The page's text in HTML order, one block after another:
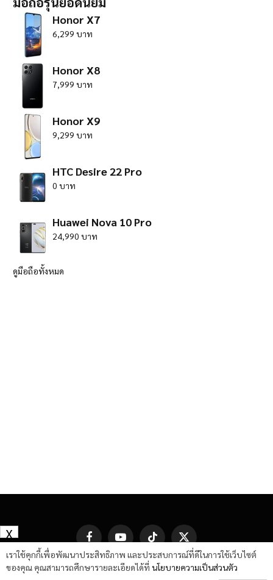
Honor X7
6,299 บาท
Honor X8
7,999 บาท
Honor X9
9,299 บาท
HTC Desire 22 Pro
0 บาท
Huawei Nova 10 Pro
24,990 บาท
ดูมือถือทั้งหมด
FacebookYouTube TikTok
X
(Twitter)
เราใช้คุกกี้เพื่อพัฒนาประสิทธิภาพ และประสบการณ์ที่ดีในการใช้เว็บไซต์
ของคุณ คุณสามารถศึกษารายละเอียดได้ที่ นโยบายความเป็นส่วนตัว
X